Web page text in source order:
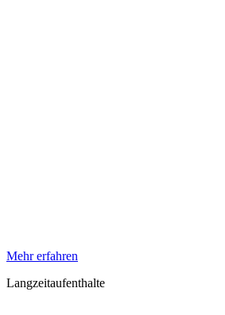
Mehr erfahren
Langzeitaufenthalte